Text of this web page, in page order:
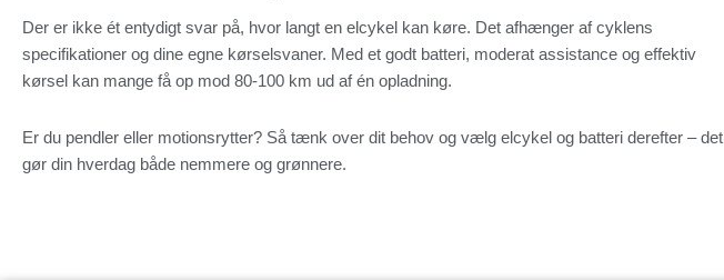
Der er ikke ét entydigt svar på, hvor langt en elcykel kan køre. Det afhænger af cyklens
specifikationer og dine egne kørselsvaner. Med et godt batteri, moderat assistance og effektiv
kørsel kan mange få op mod 80-100 km ud af én opladning.
Er du pendler eller motionsrytter? Så tænk over dit behov og vælg elcykel og batteri derefter – det
gør din hverdag både nemmere og grønnere.